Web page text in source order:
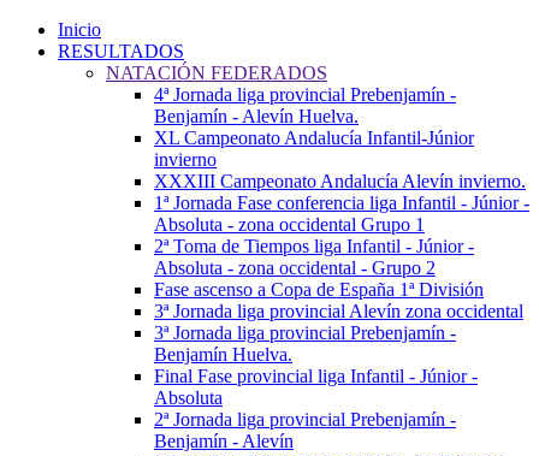
Inicio
RESULTADOS
NATACIÓN FEDERADOS
4ª Jornada liga provincial Prebenjamín -
Benjamín - Alevín Huelva.
XL Campeonato Andalucía Infantil-Júnior
invierno
XXXIII Campeonato Andalucía Alevín invierno.
1ª Jornada Fase conferencia liga Infantil - Júnior -
Absoluta - zona occidental Grupo 1
2ª Toma de Tiempos liga Infantil - Júnior -
Absoluta - zona occidental - Grupo 2
Fase ascenso a Copa de España 1ª División
3ª Jornada liga provincial Alevín zona occidental
3ª Jornada liga provincial Prebenjamín -
Benjamín Huelva.
Final Fase provincial liga Infantil - Júnior -
Absoluta
2ª Jornada liga provincial Prebenjamín -
Benjamín - Alevín